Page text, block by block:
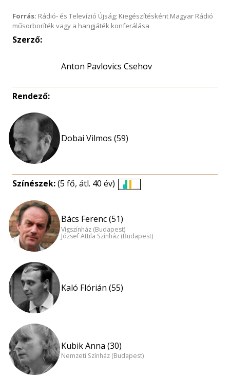
Forrás: Rádió- és Televízió Újság; Kiegészítésként Magyar Rádió
műsorboríték vagy a hangjáték konferálása
Szerző:
Anton Pavlovics Csehov
Rendező:
Dobai Vilmos (59)
Színészek:(5 fő, átl. 40 év)
Bács Ferenc (51)
Vígszínház (Budapest)
József Attila Színház (Budapest)
Kaló Flórián (55)
Kubik Anna (30)
Nemzeti Színház (Budapest)